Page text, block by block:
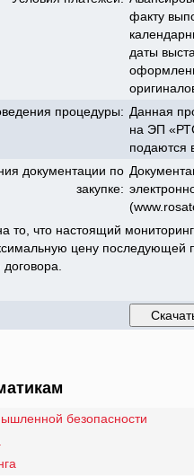
факту
даты
процедуры: Данная
на ЭП
подаются
документации по
закупке:
что настоящий
цену последующей
безопасности